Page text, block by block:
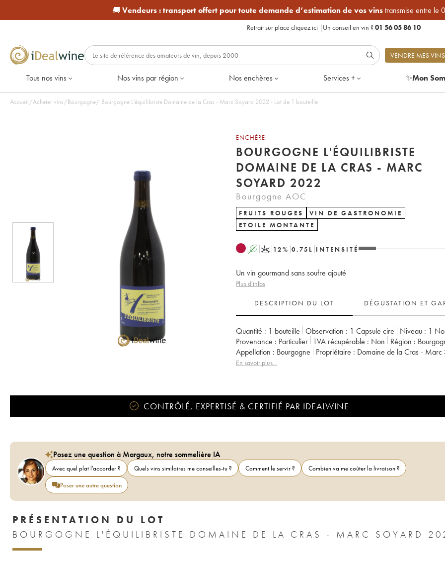
🚚 Vendeurs :transport offert pour toute demande d’estimation de vos vinstransmise entre le
Retrait sur place cliquez ici | Un conseil en vin ?01 56 05 86 10
VENDRE MES VINS
Tous nos vins Nos vins par région Nos enchères Services + ✨Mon
Accueil/Acheter vins/Bourgogne/ Bourgogne L'équilibriste Domaine de la Cras - Marc Soyard 2022 - Lot de 1 bouteille
ENCHÈRE
BOURGOGNE L'ÉQUILIBRISTE
DOMAINE DE LA CRAS - MARC
SOYARD 2022
Bourgogne AOC
FRUITS ROUGES
VIN DE GASTRONOMIE
ETOILE MONTANTE
A K 12% 0.75 L INTENSITÉ
Un vin gourmand sans soufre ajouté
Plus d'infos
DESCRIPTION DU LOT DÉGUSTATION ET
Quantité : 1 bouteille Observation : 1 Capsule cire Niveau : 1
Provenance : particulier TVA récupérable : non Région :
Appellation :
Bourgogne Propriétaire : Domaine de la Cras - Marc
En savoir plus...
CONTRÔLÉ, EXPERTISÉ & CERTIFIÉ PAR IDEALWINE
Posez une question à Margaux, notre sommelière IA
Avec quel plat l'accorder ? Quels vins similaires me conseilles-tu ? Comment le servir ?
Combien va me coûter la livraison ?
Poser une autre question
PRÉSENTATION DU LOT
BOURGOGNE L'ÉQUILIBRISTE